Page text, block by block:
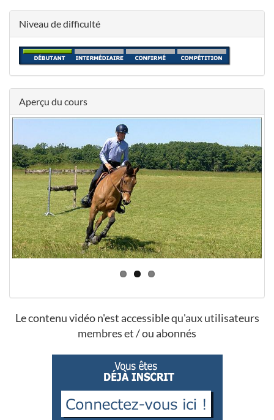
Niveau de difficulté
Aperçu du cours
Le contenu vidéo n'est accessible qu'aux utilisateurs
membres et / ou abonnés